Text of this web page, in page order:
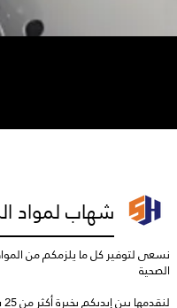
شهاب لمواد
نسعى لتوفير كل ما يلزمكم من المواد
الصحية
لنقدمها بين إيديكم بخبرة أكثر من 25 سنه